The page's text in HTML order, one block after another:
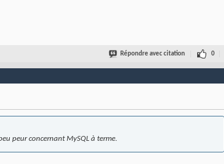
Répondre avec citation 0
peur concernant MySQL à terme.